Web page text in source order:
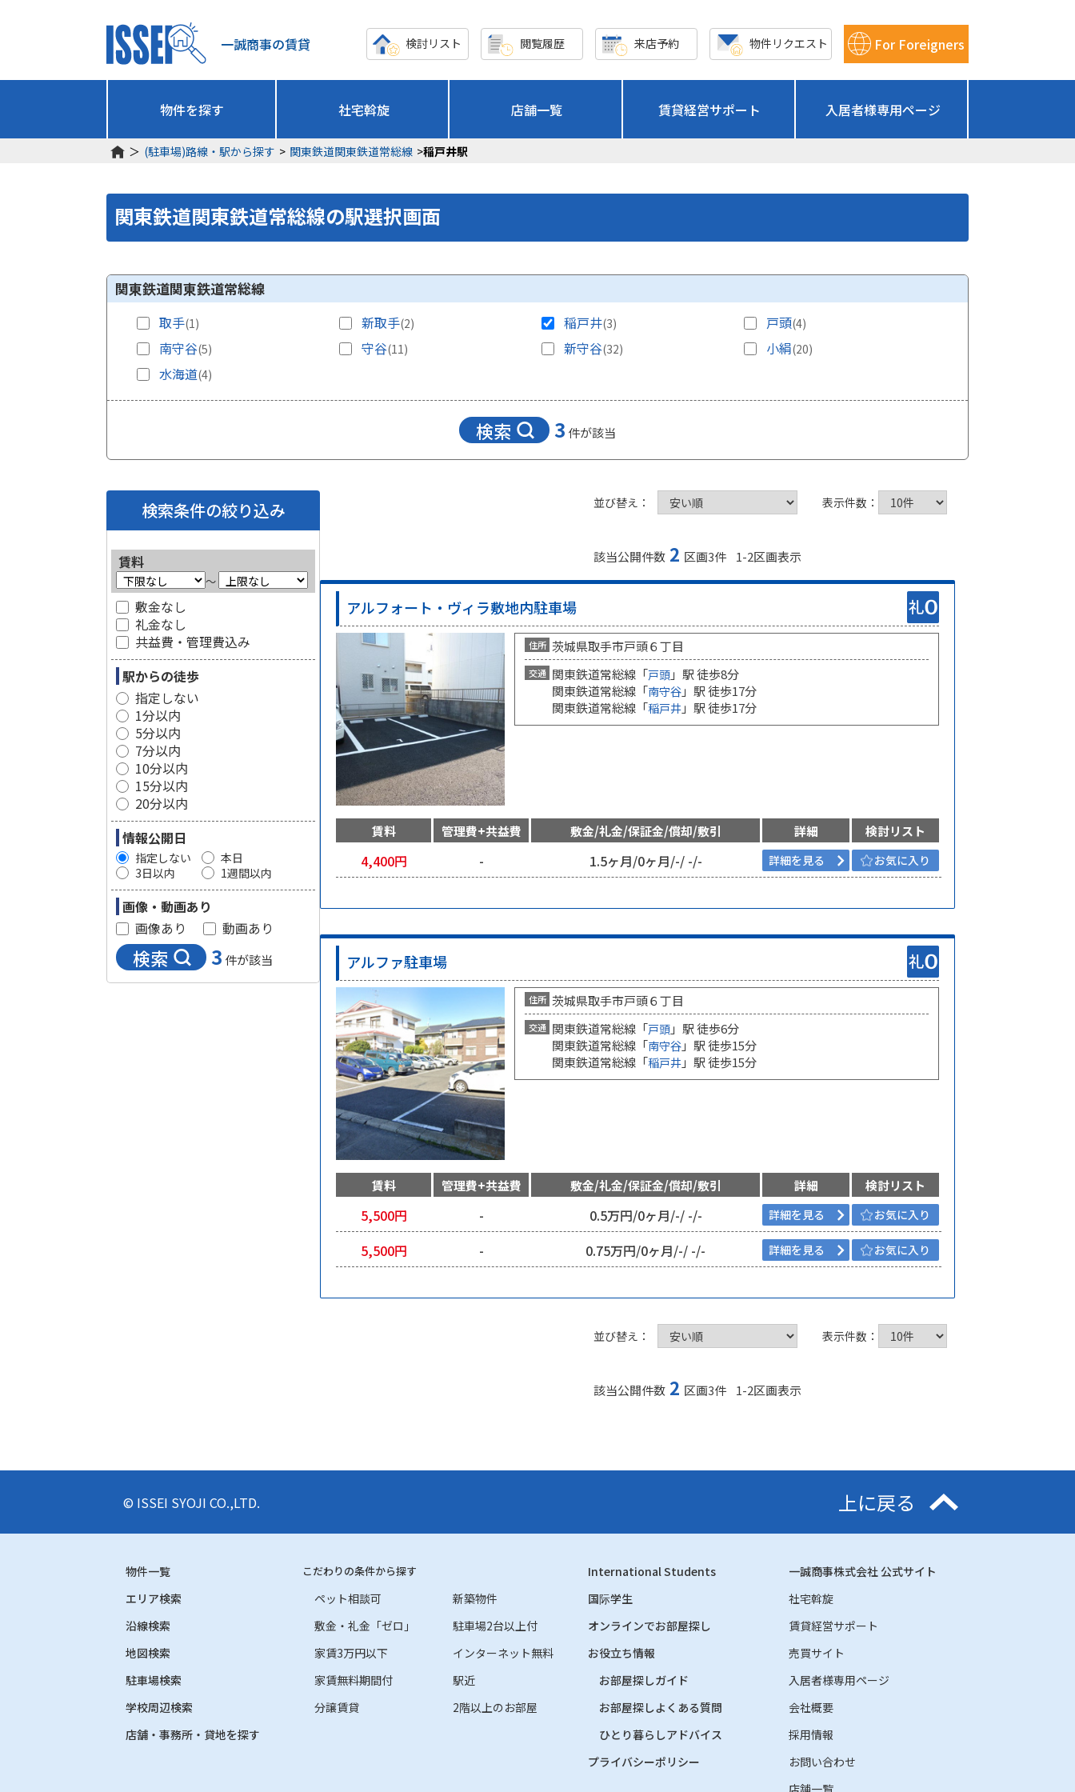
一誠商事の賃貸 検討リスト 閲覧履歴 来店予約 物件リクエスト For Foreigners
物件を探す 社宅斡旋 店舗一覧 賃貸経営サポート 入居者様専用ページ
＞ (駐車場)路線・駅から探す > 関東鉄道関東鉄道常総線 >稲戸井駅
関東鉄道関東鉄道常総線の駅選択画面
関東鉄道関東鉄道常総線
取手(1) 新取手(2) 稲戸井(3) 戸頭(4)
南守谷(5) 守谷(11) 新守谷(32) 小絹(20)
水海道(4)
検索 3 件が該当
検索条件の絞り込み
賃料
～
敷金なし
礼金なし
共益費・管理費込み
駅からの徒歩
指定しない
1分以内
5分以内
7分以内
10分以内
15分以内
20分以内
情報公開日
指定しない
本日
3日以内
1週間以内
画像・動画あり
画像あり
動画あり
検索 3 件が該当
並び替え： 表示件数：
該当公開件数 2 区画3件 1-2区画表示
アルフォート・ヴィラ敷地内駐車場
住所 茨城県取手市戸頭６丁目
交通 関東鉄道常総線「戸頭 」駅 徒歩8分
関東鉄道常総線「南守谷 」駅 徒歩17分
関東鉄道常総線「稲戸井 」駅 徒歩17分
賃料 管理費+共益費 敷金/礼金/保証金/償却/敷引 詳細 検討リスト
4,400円 - 1.5ヶ月/0ヶ月/-/ -/- 詳細を見る お気に入り
アルファ駐車場
住所 茨城県取手市戸頭６丁目
交通 関東鉄道常総線「戸頭 」駅 徒歩6分
関東鉄道常総線「南守谷 」駅 徒歩15分
関東鉄道常総線「稲戸井 」駅 徒歩15分
賃料 管理費+共益費 敷金/礼金/保証金/償却/敷引 詳細 検討リスト
5,500円 - 0.5万円/0ヶ月/-/ -/- 詳細を見る お気に入り
5,500円 - 0.75万円/0ヶ月/-/ -/- 詳細を見る お気に入り
並び替え： 表示件数：
該当公開件数 2 区画3件 1-2区画表示
© ISSEI SYOJI CO.,LTD. 上に戻る
物件一覧
エリア検索
沿線検索
地図検索
駐車場検索
学校周辺検索
店舗・事務所・貸地を探す
こだわりの条件から探す
ペット相談可
敷金・礼金「ゼロ」
家賃3万円以下
家賃無料期間付
分譲賃貸
新築物件
駐車場2台以上付
インターネット無料
駅近
2階以上のお部屋
International Students
国际学生
オンラインでお部屋探し
お役立ち情報
お部屋探しガイド
お部屋探しよくある質問
ひとり暮らしアドバイス
プライバシーポリシー
一誠商事株式会社 公式サイト
社宅斡旋
賃貸経営サポート
売買サイト
入居者様専用ページ
会社概要
採用情報
お問い合わせ
店舗一覧